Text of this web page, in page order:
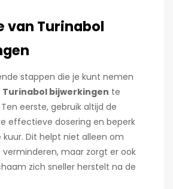
van Turinabol
stappen die je kunt nemen
Turinabol bijwerkingen te
eerste, gebruik altijd de
effectieve dosering en beperk
kuur. Dit helpt niet alleen om
verminderen, maar zorgt er ook
zich sneller herstelt na de